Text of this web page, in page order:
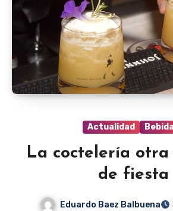
Actualidad
La coctelería otra
de fiesta
Eduardo Baez Balbuena